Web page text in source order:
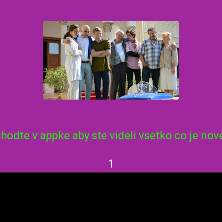
v appke aby ste videli vsetko co je
1